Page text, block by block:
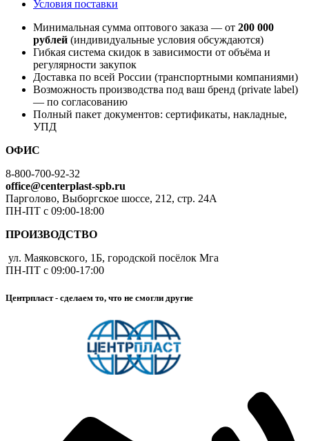
Условия поставки
Минимальная сумма оптового заказа — от 200 000
рублей (индивидуальные условия обсуждаются)
Гибкая система скидок в зависимости от объёма и
регулярности закупок
Доставка по всей России (транспортными компаниями)
Возможность производства под ваш бренд (private label)
— по согласованию
Полный пакет документов: сертификаты, накладные,
УПД
ОФИС
8-800-700-92-32
office@centerplast-spb.ru
Парголово, Выборгское шоссе, 212, стр. 24А
ПН-ПТ с 09:00-18:00
ПРОИЗВОДСТВО
ул. Маяковского, 1Б, городской посёлок Мга
ПН-ПТ с 09:00-17:00
Центрпласт - сделаем то, что не смогли другие